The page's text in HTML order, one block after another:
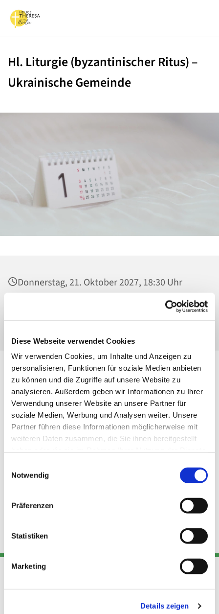
Diese Webseite verwendet Cookies
Wir verwenden Cookies, um Inhalte und Anzeigen zu
personalisieren, Funktionen für soziale Medien anbieten
zu können und die Zugriffe auf unsere Website zu
analysieren. Außerdem geben wir Informationen zu Ihrer
Verwendung unserer Website an unsere Partner für
soziale Medien, Werbung und Analysen weiter. Unsere
Partner führen diese Informationen möglicherweise mit
weiteren Daten zusammen, die Sie ihnen bereitgestellt
Notwendig
Präferenzen
Statistiken
Marketing
Details zeigen
Hl. Liturgie (byzantinischer Ritus) –
Ukrainische Gemeinde
Donnerstag, 21. Oktober 2027, 18:30 Uhr
Heilig Kreuz, Kirche, Malchower Weg 22-24,
13053 Berlin
Adresse
Kont
Links